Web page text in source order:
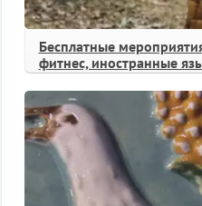
Бесплатные
фитнес, иностранные